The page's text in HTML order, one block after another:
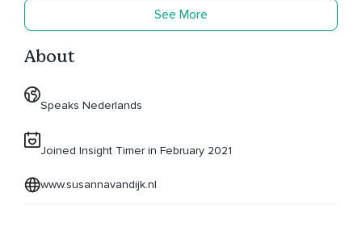
See More
About
Speaks Nederlands
Joined Insight Timer in February 2021
www.susannavandijk.nl